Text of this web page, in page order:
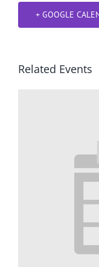
+ GOOGLE
Related Events